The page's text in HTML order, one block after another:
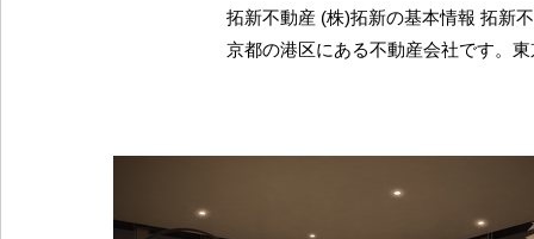
拓新不動産 (株)拓新の基本情報 拓新
京都の港区にある不動産会社です。